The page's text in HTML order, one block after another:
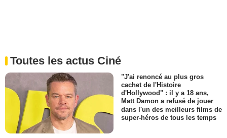
Toutes les actus Ciné
"J'ai renoncé au plus gros
cachet de l'Histoire
d'Hollywood" : il y a 18 ans,
Matt Damon a refusé de jouer
dans l'un des meilleurs films de
super-héros de tous les temps